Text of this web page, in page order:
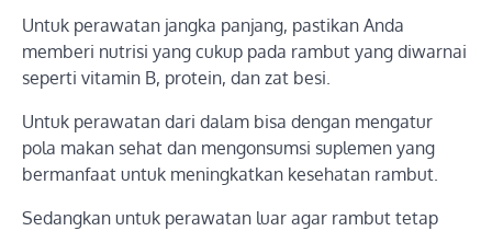
Untuk perawatan jangka panjang, pastikan Anda
memberi nutrisi yang cukup pada rambut yang diwarnai
seperti vitamin B, protein, dan zat besi.
Untuk perawatan dari dalam bisa dengan mengatur
pola makan sehat dan mengonsumsi suplemen yang
bermanfaat untuk meningkatkan kesehatan rambut.
Sedangkan untuk perawatan luar agar rambut tetap